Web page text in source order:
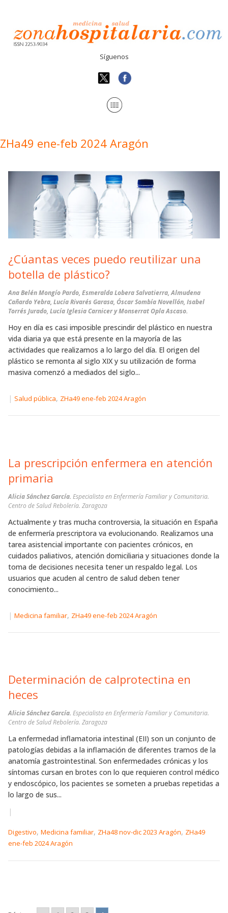
Síguenos
ZHa49 ene-feb 2024 Aragón
¿Cúantas veces puedo reutilizar una
botella de plástico?
Ana Belén Mongío Pardo, Esmeralda Lobera Salvatierra, Almudena
Cañardo Yebra, Lucía Rivarés Garasa, Óscar Sombía Novellón, Isabel
Torrés Jurado, Lucía Iglesia Carnicer y Monserrat Opla Ascaso.
Hoy en día es casi imposible prescindir del plástico en nuestra
vida diaria ya que está presente en la mayoría de las
actividades que realizamos a lo largo del día. El origen del
plástico se remonta al siglo XIX y su utilización de forma
masiva comenzó a mediados del siglo...
| Salud pública, ZHa49 ene-feb 2024 Aragón
La prescripción enfermera en atención
primaria
Alicia Sánchez García. Especialista en Enfermería Familiar y Comunitaria.
Centro de Salud Rebolería. Zaragoza
Actualmente y tras mucha controversia, la situación en España
de enfermería prescriptora va evolucionando. Realizamos una
tarea asistencial importante con pacientes crónicos, en
cuidados paliativos, atención domiciliaria y situaciones donde la
toma de decisiones necesita tener un respaldo legal. Los
usuarios que acuden al centro de salud deben tener
conocimiento...
| Medicina familiar, ZHa49 ene-feb 2024 Aragón
Determinación de calprotectina en
heces
Alicia Sánchez García. Especialista en Enfermería Familiar y Comunitaria.
Centro de Salud Rebolería. Zaragoza
La enfermedad inflamatoria intestinal (EII) son un conjunto de
patologías debidas a la inflamación de diferentes tramos de la
anatomía gastrointestinal. Son enfermedades crónicas y los
síntomas cursan en brotes con lo que requieren control médico
y endoscópico, los pacientes se someten a pruebas repetidas a
lo largo de sus...
|
Digestivo, Medicina familiar, ZHa48 nov-dic 2023 Aragón, ZHa49
ene-feb 2024 Aragón